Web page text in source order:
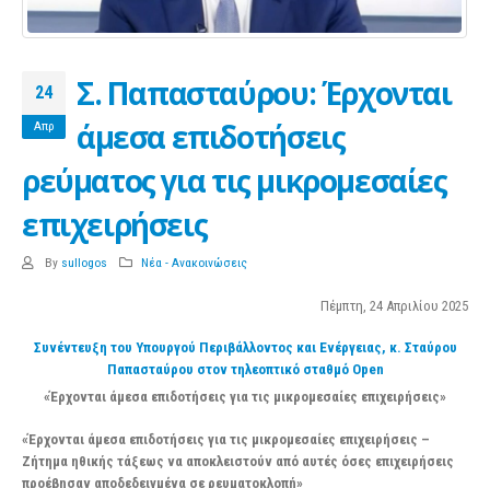
24
Απρ
Σ. Παπασταύρου: Έρχονται
άμεσα επιδοτήσεις
ρεύματος για τις μικρομεσαίες
επιχειρήσεις
By sullogos Νέα - Ανακοινώσεις
Πέμπτη, 24 Απριλίου 2025
Συνέντευξη του Υπουργού Περιβάλλοντος και Ενέργειας, κ. Σταύρου
Παπασταύρου στον τηλεοπτικό σταθμό Open
«Έρχονται άμεσα επιδοτήσεις για τις μικρομεσαίες επιχειρήσεις»
«Έρχονται άμεσα επιδοτήσεις για τις μικρομεσαίες επιχειρήσεις –
Ζήτημα ηθικής τάξεως να αποκλειστούν από αυτές όσες επιχειρήσεις
προέβησαν αποδεδειγμένα σε ρευματοκλοπή»